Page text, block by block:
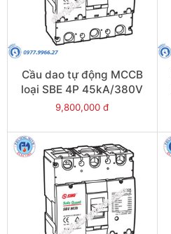
Cầu dao tự động MCCB
loại SBE 4P 45kA/380V
630A - Model
9,800,000 đ